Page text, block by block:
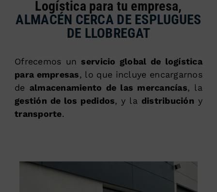
Logística para tu empresa,
ALMACÉN CERCA DE ESPLUGUES
DE LLOBREGAT
Ofrecemos un servicio global de logística
para empresas, lo que incluye encargarnos
de almacenamiento de las mercancías, la
gestión de los pedidos, y la distribución y
transporte.